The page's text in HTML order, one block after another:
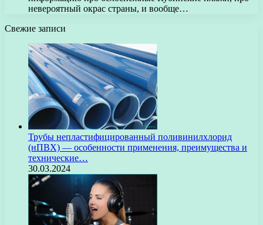
невероятный окрас страны, и вообще…
Свежие записи
Трубы непластифицированный поливинилхлорид
(нПВХ) — особенности применения, преимущества и
технические…
30.03.2024